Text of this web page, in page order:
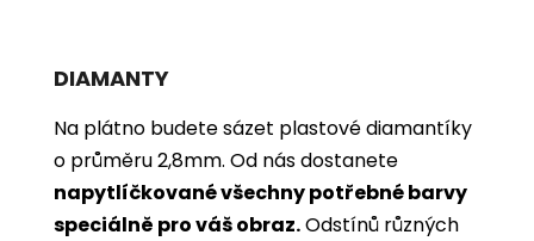
DIAMANTY
Na plátno budete sázet plastové diamantíky
o průměru 2,8mm. Od nás dostanete
napytlíčkované všechny potřebné barvy
speciálně pro váš obraz.Odstínů různých